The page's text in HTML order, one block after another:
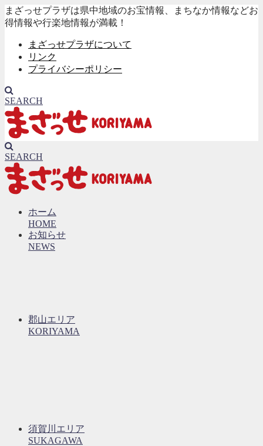
まざっせプラザは県中地域のお宝情報、まちなか情報などお
得情報や行楽地情報が満載！
まざっせプラザについて
リンク
プライバシーポリシー
SEARCH
SEARCH
ホーム
HOME
お知らせ
NEWS
郡山エリア
KORIYAMA
須賀川エリア
SUKAGAWA